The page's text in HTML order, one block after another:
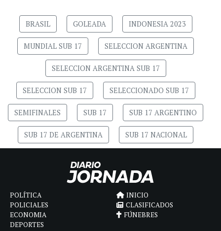
BRASIL GOLEADA INDONESIA 2023
MUNDIAL SUB 17 SELECCION ARGENTINA
SELECCION ARGENTINA SUB 17
SELECCION SUB 17 SELECCIONADO SUB 17
SEMIFINALES SUB 17 SUB 17 ARGENTINO
SUB 17 DE ARGENTINA SUB 17 NACIONAL
POLÍTICA
POLICIALES
ECONOMIA
DEPORTES
INICIO
CLASIFICADOS
FÚNEBRES